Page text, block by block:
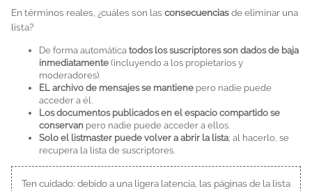
En términos reales, ¿cuáles son las consecuenciasde eliminar una
lista?
De forma automática todos los suscriptores son dados de baja
inmediatamente (incluyendo a los propietarios y
moderadores).
EL archivo de mensajes se mantiene pero nadie puede
acceder a él.
Los documentos publicados en el espacio compartido se
conservan pero nadie puede acceder a ellos.
Solo el listmaster puede volver a abrir la lista; al hacerlo, se
recupera la lista de suscriptores.
Ten cuidado: debido a una ligera latencia, las páginas de la lista